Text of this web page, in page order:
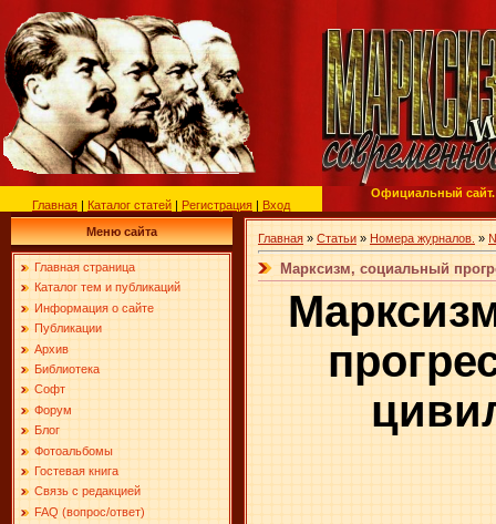
Главная | Каталог статей | Регистрация | Вход
Официальный сайт.
Меню сайта
Главная страница
Каталог тем и публикаций
Информация о сайте
Публикации
Архив
Библиотека
Софт
Форум
Блог
Фотоальбомы
Гостевая книга
Связь с редакцией
FAQ (вопрос/ответ)
Главная » Статьи » Номера журналов. »
Марксизм, социальный